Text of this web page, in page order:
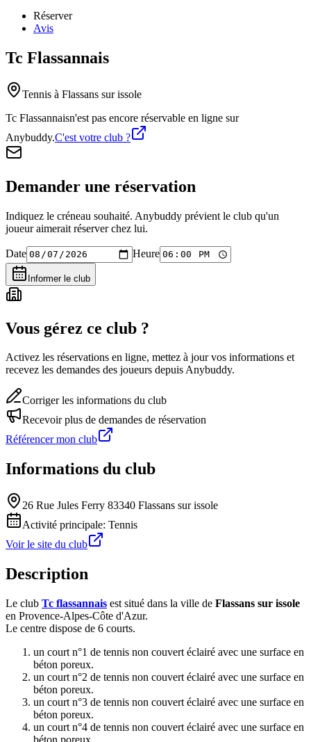
Réserver
Avis
Tc Flassannais
Tennis à Flassans sur issole
Tc Flassannaisn'est pas encore réservable en ligne sur
Anybuddy.C'est votre club ?
Demander une réservation
Indiquez le créneau souhaité. Anybuddy prévient le club qu'un
joueur aimerait réserver chez lui.
Date Heure
Informer le club
Vous gérez ce club ?
Activez les réservations en ligne, mettez à jour vos informations et
recevez les demandes des joueurs depuis Anybuddy.
Corriger les informations du club
Recevoir plus de demandes de réservation
Référencer mon club
Informations du club
26 Rue Jules Ferry 83340 Flassans sur issole
Activité principale: Tennis
Voir le site du club
Description
Le club Tc flassannais est situé dans la ville de Flassans sur issole
en Provence-Alpes-Côte d'Azur.
Le centre dispose de 6 courts.
un court n°1 de tennis non couvert éclairé avec une surface en
béton poreux.
un court n°2 de tennis non couvert éclairé avec une surface en
béton poreux.
un court n°3 de tennis non couvert éclairé avec une surface en
béton poreux.
un court n°4 de tennis non couvert éclairé avec une surface en
béton poreux.